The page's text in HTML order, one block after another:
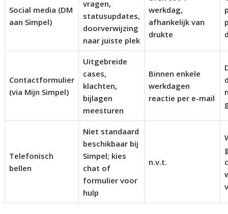
Social media (DM
aan Simpel)
vragen,
statusupdates,
doorverwijzing
naar juiste plek
werkdag,
afhankelijk van
drukte
Contactformulier
(via Mijn Simpel)
Uitgebreide
cases,
klachten,
bijlagen
meesturen
Binnen enkele
werkdagen
reactie per e-mail
Telefonisch
bellen
Niet standaard
beschikbaar bij
Simpel; kies
chat of
formulier voor
hulp
n.v.t.